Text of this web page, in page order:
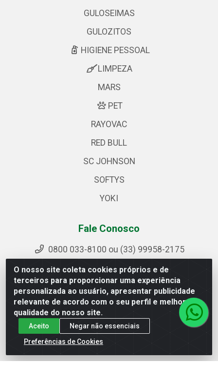
O nosso site coleta cookies próprios e de
terceiros para proporcionar uma experiência
personalizada ao usuário, apresentar publicidade
relevante de acordo com o seu perfil e melhorar a
qualidade do nosso site.
Aceito
Negar não essenciais
Preferências de Cookies
GULOSEIMAS
GULOZITOS
HIGIENE PESSOAL
LIMPEZA
MARS
PET
RAYOVAC
RED BULL
SC JOHNSON
SOFTYS
YOKI
Fale Conosco
0800 033-8100 ou (33) 99958-2175
sac@ipirangamg.com.br
Acompanhe nossas publicações
Ipiranga Distribuição LTDA - Avenida Doutor Jorge
Hannas, 101 - Ponte da Aldeia - Manhuaçu / MG - CEP
36906-440 - CNPJ 25.310.749/0001-66